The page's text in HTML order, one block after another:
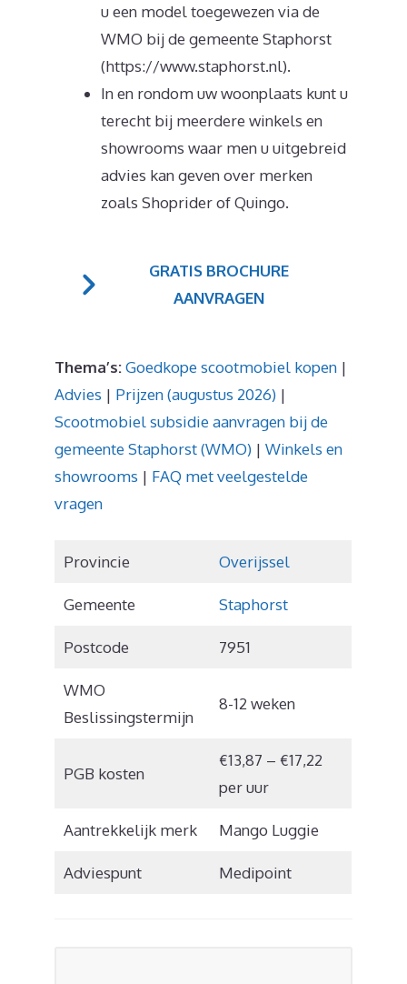
u een model toegewezen via de
WMO bij de gemeente Staphorst
(https://www.staphorst.nl).
In en rondom uw woonplaats kunt u
terecht bij meerdere winkels en
showrooms waar men u uitgebreid
advies kan geven over merken
zoals Shoprider of Quingo.
GRATIS BROCHURE
AANVRAGEN
Thema’s:Goedkope scootmobiel kopen |
Advies | Prijzen (augustus 2026) |
Scootmobiel subsidie aanvragen bij de
gemeente Staphorst (WMO) | Winkels en
showrooms | FAQ met veelgestelde
vragen
Provincie Overijssel
Gemeente Staphorst
Postcode 7951
WMO
Beslissingstermijn
8-12 weken
PGB kosten
€13,87 – €17,22
per uur
Aantrekkelijk merk Mango Luggie
Adviespunt Medipoint